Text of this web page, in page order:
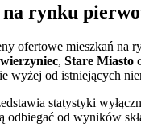
rynku
ofertowe mieszkań
, Stare Miasto
wyżej od istniejących
statystyki
odbiegać od wyników